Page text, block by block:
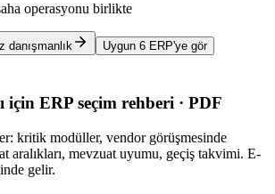
operasyonu birlikte
danışmanlık Uygun 6 ERP'ye gör
için ERP seçim rehberi · PDF
kritik modüller, vendor görüşmesinde
aralıkları, mevzuat uyumu, geçiş takvimi. E-
gelir.